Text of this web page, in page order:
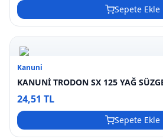
Sepete Ekle
Kanuni
KANUNİ TRODON SX 125 YAĞ
24,51 TL
Sepete Ekle